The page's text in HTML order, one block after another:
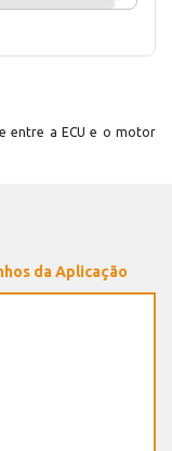
entre a ECU e o motor
da Aplicação